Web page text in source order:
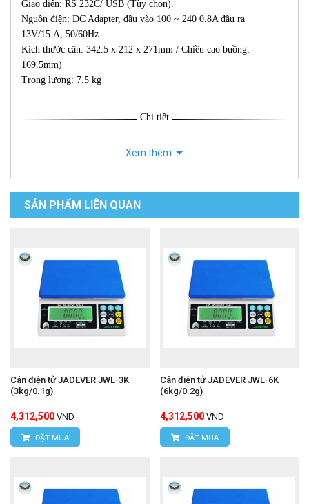
Giao diện: RS 232C/ USB (Tùy chọn).
Nguồn điện: DC Adapter, đầu vào 100 ~ 240 0.8A đầu ra
13V/15.A, 50/60Hz
Kích thước cân: 342.5 x 212 x 271mm / Chiều cao buồng:
169.5mm)
Trọng lượng: 7.5 kg
Chi tiết
Xem thêm
SẢN PHẨM LIÊN QUAN
Cân điện tử JADEVER JWL-3K
(3kg/0.1g)
4,312,500 VND
ĐẶT MUA
Cân điện tử JADEVER JWL-6K
(6kg/0.2g)
4,312,500 VND
ĐẶT MUA